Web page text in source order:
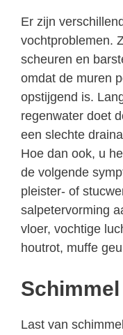
Er zijn
vochtproblemen.
scheuren en
omdat de muren
opstijgend is.
regenwater doet
een slechte
Hoe dan ook, u
de volgende
pleister- of
salpetervorming
vloer, vochtige
houtrot, muffe
Schimmel
Last van